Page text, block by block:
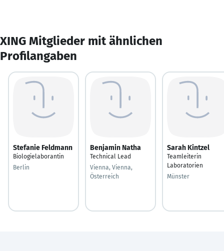
XING Mitglieder mit ähnlichen
Profilangaben
Stefanie Feldmann
Biologielaborantin
Berlin
Benjamin Natha
Technical Lead
Vienna, Vienna,
Österreich
Sarah Kintzel
Teamleiterin
Laboratorien
Münster